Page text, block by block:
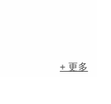
+ 更多